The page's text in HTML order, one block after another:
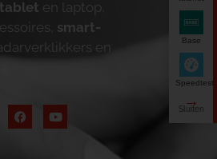
tablet en laptop,
smart-
en
Base
Speedtest